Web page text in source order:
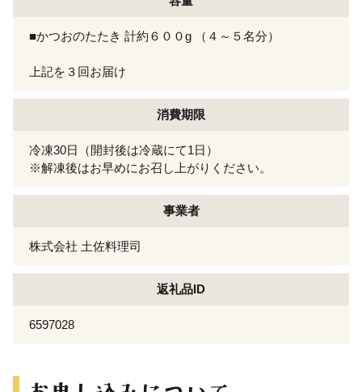
■かつおのたたき 計約６００g （４～５名分）
上記を３回お届け
消費期限
冷凍30日（開封後は冷蔵にて1日）
※解凍後はお早めにお召し上がりください。
事業者
株式会社 土佐料理司
返礼品ID
6597028